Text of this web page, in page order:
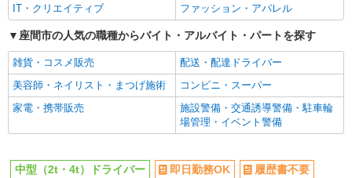
IT・クリエイティブ
ファッション・アパレル
座間市の人気の職種からバイト・アルバイト・パートを探す
雑貨・コスメ販売
配送・配達ドライバー
美容師・ネイリスト・まつげ施術
コンビニ・スーパー
家電・携帯販売
施設警備・交通誘導警備・駐車輪
場管理・イベント警備
中型（2t・4t）ドライバー 即日勤務OK
履歴書不要